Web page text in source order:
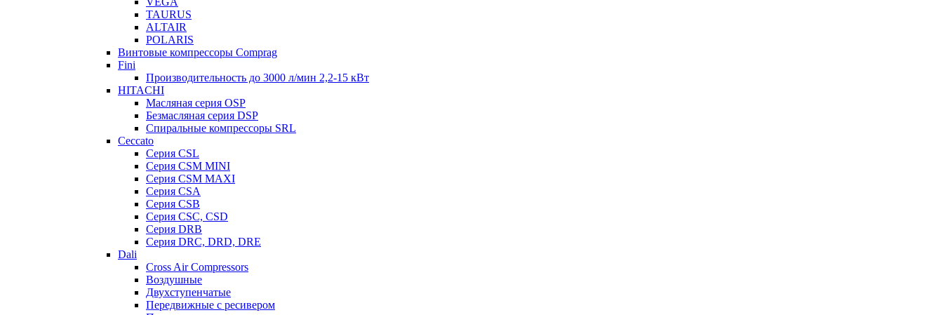
TAURUS
ALTAIR
POLARIS
Винтовые компрессоры Comprag
Fini
Производительность до 3000 л/мин 2,2-15 кВт
HITACHI
Масляная серия OSP
Безмасляная серия DSP
Спиральные компрессоры SRL
Ceccato
Серия CSL
Серия CSM MINI
Серия CSM MAXI
Серия CSA
Серия CSB
Серия CSC, CSD
Серия DRB
Серия DRC, DRD, DRE
Dali
Cross Air Compressors
Воздушные
Двухступенчатые
Передвижные с ресивером